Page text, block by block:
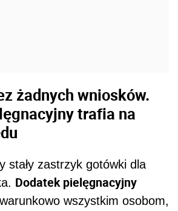
żadnych wniosków.
trafia na
stały zastrzyk gotówki dla
Dodatek pielęgnacyjny
wszystkim osobom,